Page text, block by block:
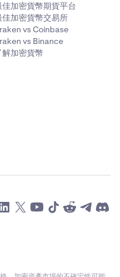
佳加密貨幣期貨平台
佳加密貨幣交易所
vs Coinbase
vs Binance
解加密貨幣